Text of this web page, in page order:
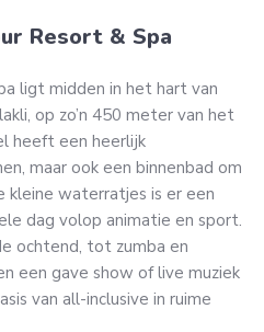
Resort & Spa
ligt midden in het hart van
op zo’n 450 meter van het
heeft een heerlijk
maar ook een binnenbad om
kleine waterratjes is er een
dag volop animatie en sport.
ochtend, tot zumba en
een gave show of live muziek
van all-inclusive in ruime